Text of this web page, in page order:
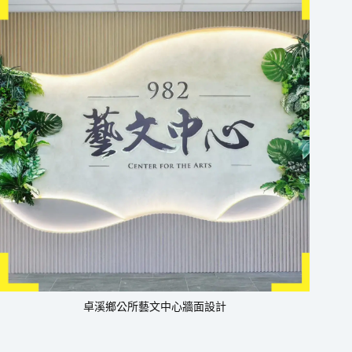
卓溪鄉公所藝文中心牆面設計